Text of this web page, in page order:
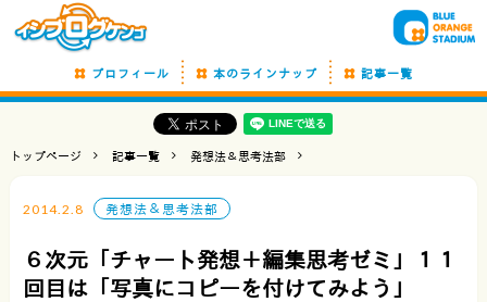
プロフィール 本のラインナップ 記事一覧
トップページ 記事一覧 発想法＆思考法部
2014.2.8 発想法＆思考法部
６次元「チャート発想＋編集思考ゼミ」１１
回目は「写真にコピーを付けてみよう」